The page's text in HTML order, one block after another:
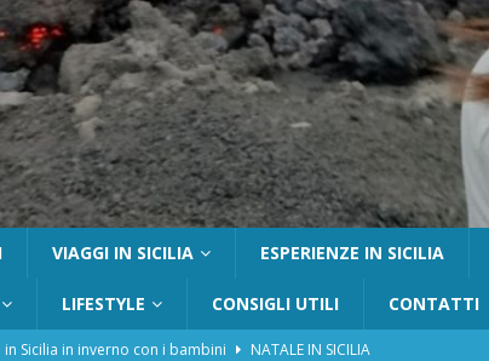
VIAGGI IN SICILIA ESPERIENZE IN SICILIA
LIFESTYLE CONSIGLI UTILI CONTATTI
in Sicilia in inverno con i bambini
NATALE IN SICILIA